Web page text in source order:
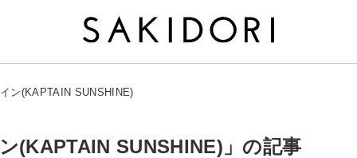
ン(KAPTAIN SUNSHINE)
(KAPTAIN SUNSHINE)」の記事